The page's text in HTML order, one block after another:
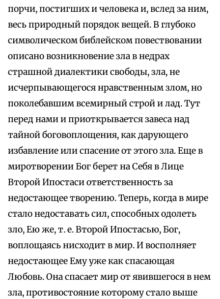
порчи, постигших и человека и, вслед за ним,
весь природный порядок вещей. В глубоко
символическом библейском повествовании
описано возникновение зла в недрах
страшной диалектики свободы, зла, не
исчерпывающегося нравственным злом, но
поколебавшим всемирный строй и лад. Тут
перед нами и приоткрывается завеса над
тайной боговоплощения, как дарующего
избавление или спасение от этого зла. Еще в
миротворении Бог берет на Себя в Лице
Второй Ипостаси ответственность за
недостающее творению. Теперь, когда в мире
стало недоставать сил, способных одолеть
зло, Ею же, т. е. Второй Ипостасью, Бог,
воплощаясь нисходит в мир. И восполняет
недостающее Ему уже как спасающая
Любовь. Она спасает мир от явившегося в нем
зла, противостояние которому стало выше